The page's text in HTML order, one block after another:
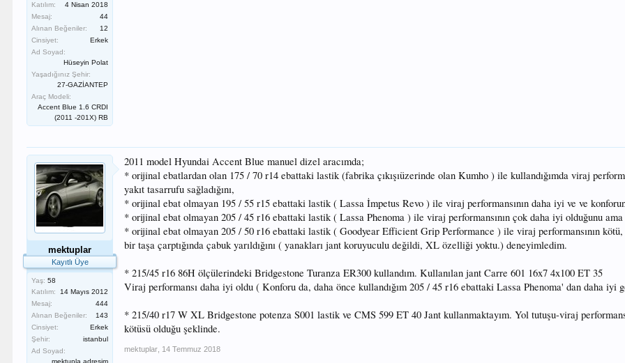
Katılım:
4 Nisan 2018
Mesaj:
44
Alınan Beğeniler:
12
Cinsiyet:
Erkek
Ad Soyad:
Hüseyin Polat
Yaşadığınız Şehir:
27-GAZİANTEP
Araç Modeli:
Accent Blue 1.6 CRDI
(2011 -201X) RB
mektuplar
Kayıtlı Üye
Yaş: 58
Katılım:
14 Mayıs 2012
Mesaj:
444
Alınan Beğeniler:
143
Cinsiyet:
Erkek
Şehir:
istanbul
Ad Soyad:
mektupla adresim
2011 model Hyundai Accent Blue manuel dizel aracımda;
* orijinal ebatlardan olan 175 / 70 r14 ebattaki lastik (fabrika çıkışıüzerinde olan Kumho ) ile kullandığımda viraj
yakıt tasarrufu sağladığını,
* orijinal ebat olmayan 195 / 55 r15 ebattaki lastik ( Lassa İmpetus Revo ) ile viraj performansının daha iyi ve ve
* orijinal ebat olmayan 205 / 45 r16 ebattaki lastik ( Lassa Phenoma ) ile viraj performansının çok daha iyi olduğunu
* orijinal ebat olmayan 205 / 50 r16 ebattaki lastik ( Goodyear Efficient Grip Performance ) ile viraj performansının
bir taşa çarptığında çabuk yarıldığını ( yanakları jant koruyuculu değildi, XL özelliği yoktu.) deneyimledim.
* 215/45 r16 86H ölçülerindeki Bridgestone Turanza ER300 kullandım. Kullanılan jant Carre 601 16x7 4x100 ET 35
Viraj performansı daha iyi oldu ( Konforu da, daha önce kullandığım 205 / 45 r16 ebattaki Lassa Phenoma' dan daha iyi
* 215/40 r17 W XL Bridgestone potenza S001 lastik ve CMS 599 ET 40 Jant kullanmaktayım. Yol tutuşu-viraj
kötüsü olduğu şeklinde.
mektuplar 14 Temmuz 2018